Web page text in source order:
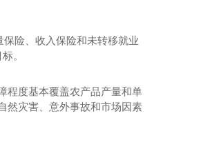
险、收入保险和未转移就业
。
度基本覆盖农产品产量和单
然灾害、意外事故和市场因素